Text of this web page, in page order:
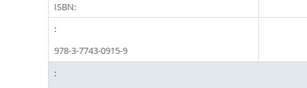
ISBN:
978-3-7743-0915-9